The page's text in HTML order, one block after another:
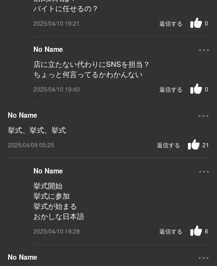
バイトに任せるの？
2025/04/10 19:21 0
返信する
No Name ...
店に立たない代わりにSNSを担当？
ちょっと何言ってるかわかんない
2025/04/10 19:40 0
返信する
No Name ...
挙式、挙式、挙式
2025/04/09 05:25 21
返信する
No Name ...
挙式開始
挙式に参加
挙式が始まる
おかしな日本語
2025/04/10 19:28 6
返信する
No Name ...